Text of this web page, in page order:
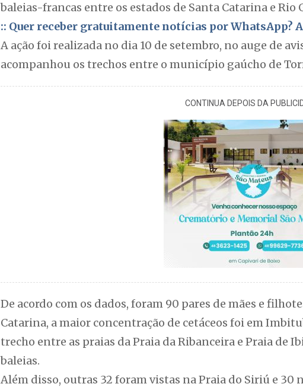
baleias-francas entre os estados de Santa Catarina e Rio
:: Quer receber gratuitamente notícias por WhatsApp?
A ação foi realizada no dia 10 de setembro, no auge de
acompanhou os trechos entre o município gaúcho de
CONTINUA DEPOIS DA
De acordo com os dados, foram 90 pares de mães e
Catarina, a maior concentração de cetáceos foi em
trecho entre as praias da Praia da Ribanceira e Praia de
baleias.
Além disso, outras 32 foram vistas na Praia do Siriú e 30